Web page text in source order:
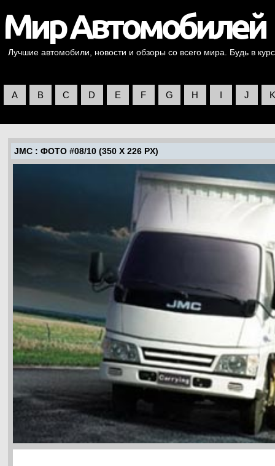
Лучшие автомобили, новости и обзоры со всего мира. Будь в
A B C D E F G H I J K
JMC : ФОТО #08/10 (350 X 226 PX)